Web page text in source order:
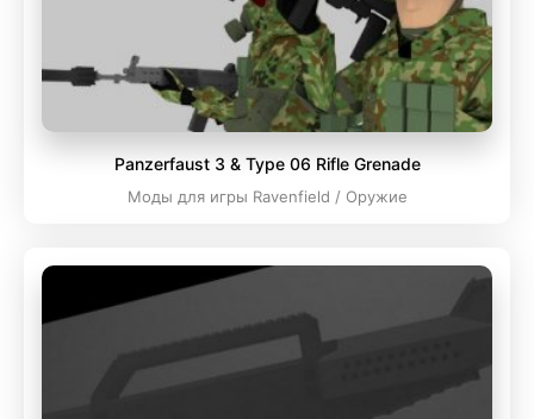
Panzerfaust 3 & Type 06 Rifle Grenade
Моды для игры Ravenfield / Оружие